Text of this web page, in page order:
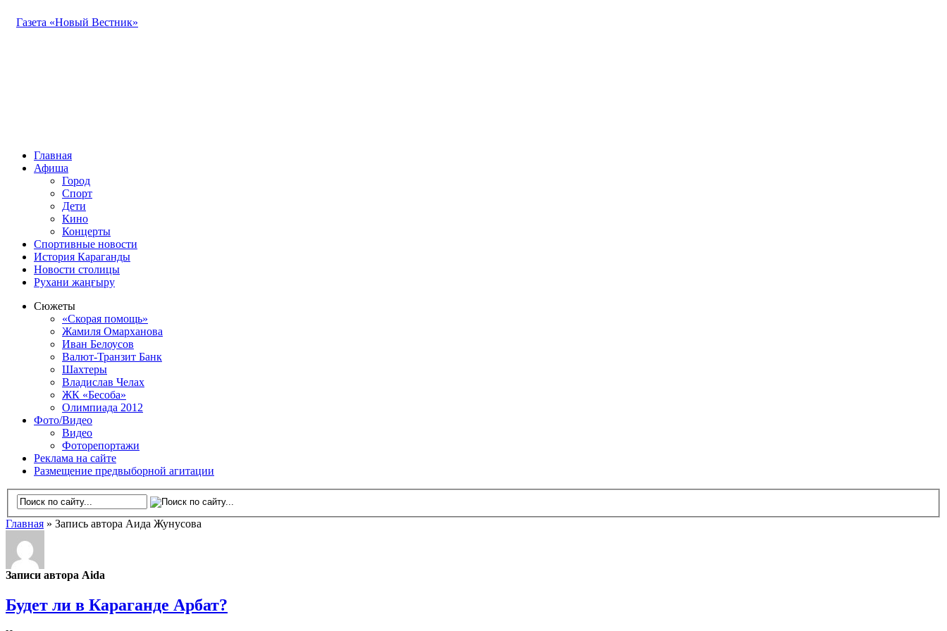
Газета «Новый Вестник»
Главная
Афиша
Город
Спорт
Дети
Кино
Концерты
Спортивные новости
История Караганды
Новости столицы
Рухани жаңғыру
Сюжеты
«Скорая помощь»
Жамиля Омарханова
Иван Белоусов
Валют-Транзит Банк
Шахтеры
Владислав Челах
ЖК «Бесоба»
Олимпиада 2012
Фото/Видео
Видео
Фоторепортажи
Реклама на сайте
Размещение предвыборной агитации
Главная » Запись автора Аида Жунусова
Записи автора Aida
Будет ли в Караганде Арбат?